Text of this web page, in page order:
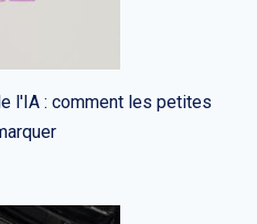
l'IA : comment les petites